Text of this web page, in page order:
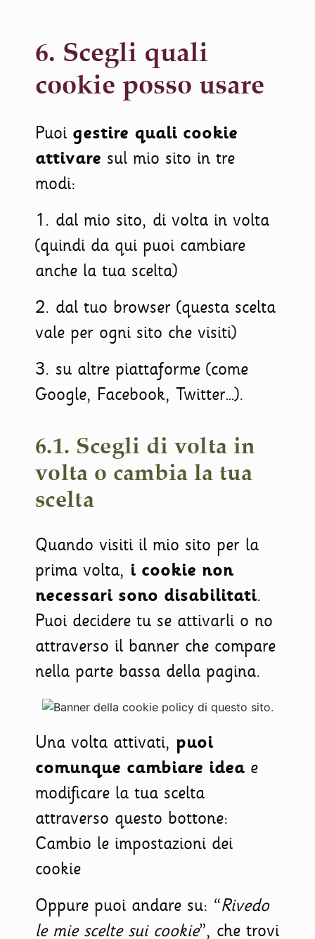
6. Scegli quali
cookie posso usare
Puoi gestire quali cookie
attivare sul mio sito in tre
modi:
1. dal mio sito, di volta in volta
(quindi da qui puoi cambiare
anche la tua scelta)
2. dal tuo browser (questa scelta
vale per ogni sito che visiti)
3. su altre piattaforme (come
Google, Facebook, Twitter…).
6.1. Scegli di volta in
volta o cambia la tua
scelta
Quando visiti il mio sito per la
prima volta, i cookie non
necessari sono disabilitati.
Puoi decidere tu se attivarli o no
attraverso il banner che compare
nella parte bassa della pagina.
Una volta attivati, puoi
comunque cambiare idea e
modificare la tua scelta
attraverso questo bottone:
Cambio le impostazioni dei
cookie
Oppure puoi andare su: “Rivedo
le mie scelte sui cookie”, che trovi